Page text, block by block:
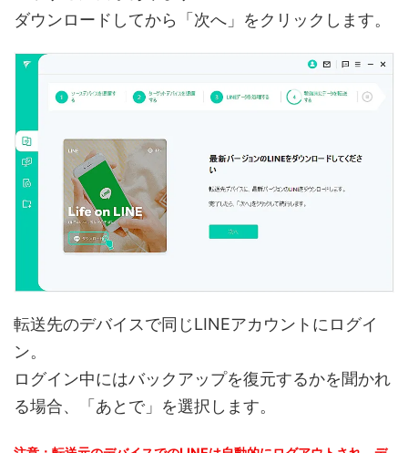
ダウンロードしてから「次へ」をクリックします。
転送先のデバイスで同じLINEアカウントにログイ
ン。
ログイン中にはバックアップを復元するかを聞かれ
る場合、「あとで」を選択します。